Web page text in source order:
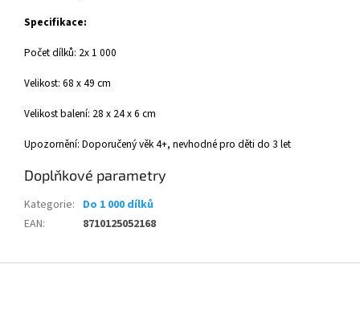
Specifikace:
Počet dílků: 2x 1 000
Velikost: 68 x 49 cm
Velikost balení: 28 x 24 x 6 cm
Upozornění: Doporučený věk 4+, nevhodné pro děti do 3 let
Doplňkové parametry
Kategorie: Do 1 000 dílků
EAN: 8710125052168